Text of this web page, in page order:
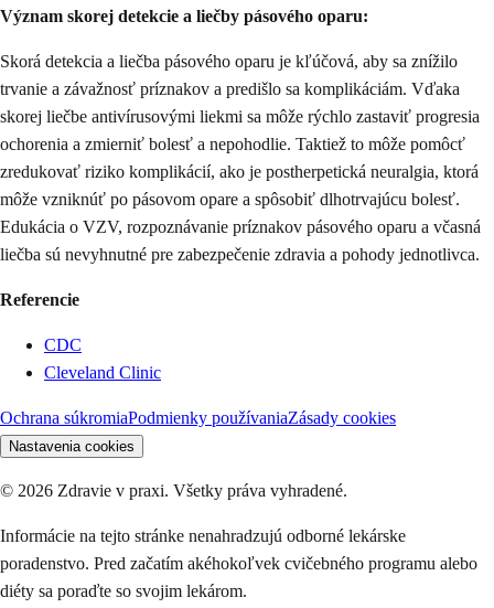
Význam skorej detekcie a liečby pásového oparu:
Skorá detekcia a liečba pásového oparu je kľúčová, aby sa znížilo
trvanie a závažnosť príznakov a predišlo sa komplikáciám. Vďaka
skorej liečbe antivírusovými liekmi sa môže rýchlo zastaviť progresia
ochorenia a zmierniť bolesť a nepohodlie. Taktiež to môže pomôcť
zredukovať riziko komplikácií, ako je postherpetická neuralgia, ktorá
môže vzniknúť po pásovom opare a spôsobiť dlhotrvajúcu bolesť.
Edukácia o VZV, rozpoznávanie príznakov pásového oparu a včasná
liečba sú nevyhnutné pre zabezpečenie zdravia a pohody jednotlivca.
Referencie
CDC
Cleveland Clinic
Ochrana súkromiaPodmienky používaniaZásady cookies
Nastavenia cookies
© 2026 Zdravie v praxi. Všetky práva vyhradené.
Informácie na tejto stránke nenahradzujú odborné lekárske
poradenstvo. Pred začatím akéhokoľvek cvičebného programu alebo
diéty sa poraďte so svojim lekárom.